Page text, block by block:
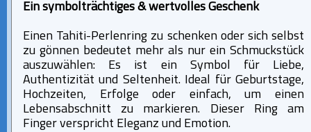
Ein symbolträchtiges & wertvolles Geschenk
Einen Tahiti-Perlenring zu schenken oder sich selbst
zu gönnen bedeutet mehr als nur ein Schmuckstück
auszuwählen: Es ist ein Symbol für Liebe,
Authentizität und Seltenheit. Ideal für Geburtstage,
Hochzeiten, Erfolge oder einfach, um einen
Lebensabschnitt zu markieren. Dieser Ring am
Finger verspricht Eleganz und Emotion.